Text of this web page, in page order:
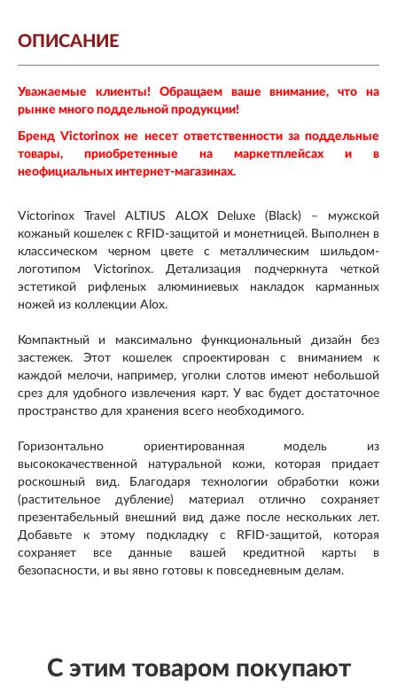
ОПИСАНИЕ
Уважаемые клиенты! Обращаем ваше внимание, что на
рынке много поддельной продукции!
Бренд Victorinox не несет ответственности за поддельные
товары, приобретенные на маркетплейсах и в
неофициальных интернет-магазинах.
Victorinox Travel ALTIUS ALOX Deluxe (Black) – мужской
кожаный кошелек с RFID-защитой и монетницей. Выполнен в
классическом черном цвете с металлическим шильдом-
логотипом Victorinox. Детализация подчеркнута четкой
эстетикой рифленых алюминиевых накладок карманных
ножей из коллекции Alox.
Компактный и максимально функциональный дизайн без
застежек. Этот кошелек спроектирован с вниманием к
каждой мелочи, например, уголки слотов имеют небольшой
срез для удобного извлечения карт. У вас будет достаточное
пространство для хранения всего необходимого.
Горизонтально ориентированная модель из
высококачественной натуральной кожи, которая придает
роскошный вид. Благодаря технологии обработки кожи
(растительное дубление) материал отлично сохраняет
презентабельный внешний вид даже после нескольких лет.
Добавьте к этому подкладку с RFID-защитой, которая
сохраняет все данные вашей кредитной карты в
безопасности, и вы явно готовы к повседневным делам.
С этим товаром покупают